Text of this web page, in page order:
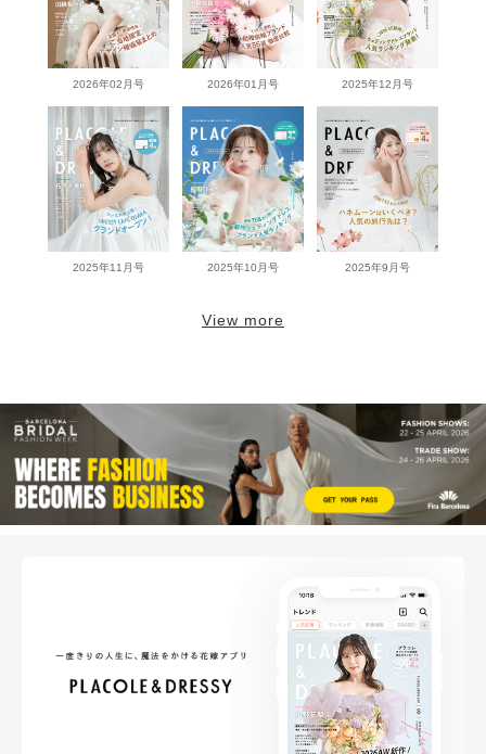
2026年02月号 2026年01月号 2025年12月号
2025年11月号 2025年10月号 2025年9月号
View more